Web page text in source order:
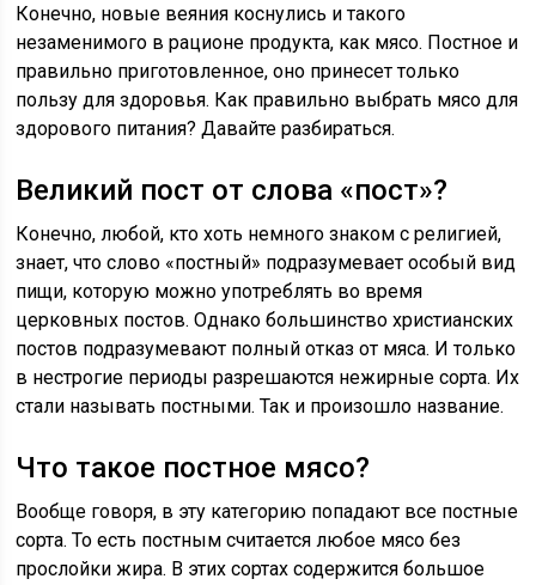
Конечно, новые веяния коснулись и такого
незаменимого в рационе продукта, как мясо. Постное и
правильно приготовленное, оно принесет только
пользу для здоровья. Как правильно выбрать мясо для
здорового питания? Давайте разбираться.
Великий пост от слова «пост»?
Конечно, любой, кто хоть немного знаком с религией,
знает, что слово «постный» подразумевает особый вид
пищи, которую можно употреблять во время
церковных постов. Однако большинство христианских
постов подразумевают полный отказ от мяса. И только
в нестрогие периоды разрешаются нежирные сорта. Их
стали называть постными. Так и произошло название.
Что такое постное мясо?
Вообще говоря, в эту категорию попадают все постные
сорта. То есть постным считается любое мясо без
прослойки жира. В этих сортах содержится большое